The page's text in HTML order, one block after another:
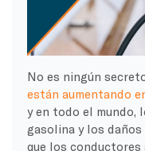
No es ningún
están aumentando
y en todo el mundo,
gasolina y los
que los conductores